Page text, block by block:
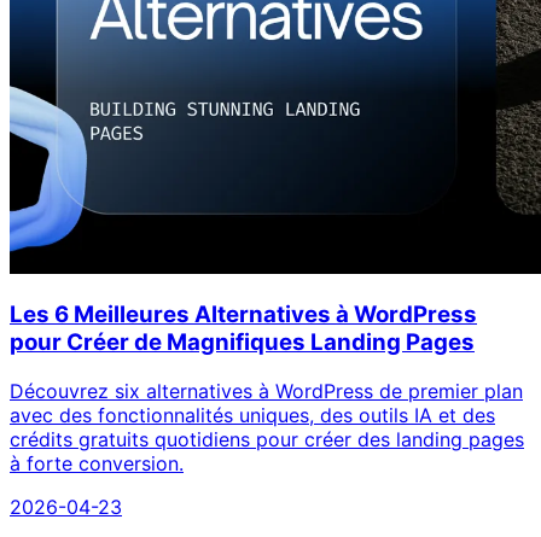
Les 6 Meilleures Alternatives à WordPress
pour Créer de Magnifiques Landing Pages
Découvrez six alternatives à WordPress de premier plan
avec des fonctionnalités uniques, des outils IA et des
crédits gratuits quotidiens pour créer des landing pages
à forte conversion.
2026-04-23